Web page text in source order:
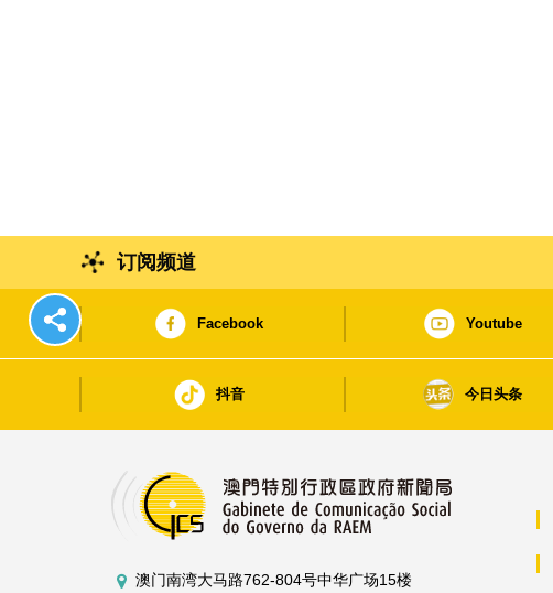
订阅频道
Facebook Youtube
抖音 今日头条
澳门南湾大马路762-804号中华广场15楼